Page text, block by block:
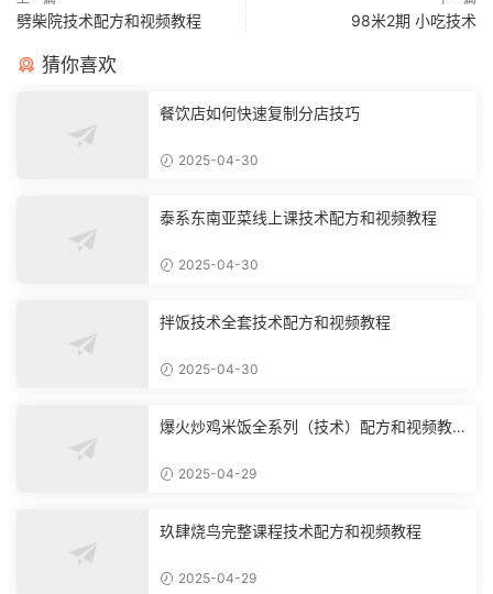
劈柴院技术配方和视频教程 98米2期 小吃技术
猜你喜欢
餐饮店如何快速复制分店技巧
2025-04-30
泰系东南亚菜线上课技术配方和视频教程
2025-04-30
拌饭技术全套技术配方和视频教程
2025-04-30
爆火炒鸡米饭全系列（技术）配方和视频教
2025-04-29
玖肆烧鸟完整课程技术配方和视频教程
2025-04-29